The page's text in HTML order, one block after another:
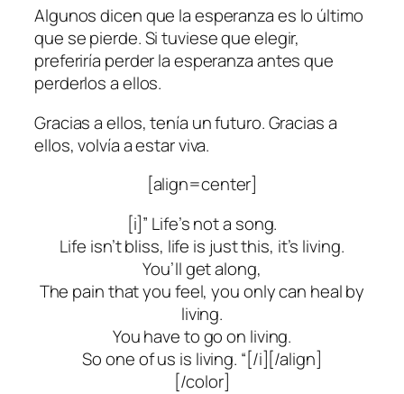
Algunos dicen que la esperanza es lo último
que se pierde. Si tuviese que elegir,
preferiría perder la esperanza antes que
perderlos a ellos.
Gracias a ellos, tenía un futuro. Gracias a
ellos, volvía a estar viva.
[align=center]
[i]” Life’s not a song.
Life isn’t bliss, life is just this, it’s living.
You’ll get along,
The pain that you feel, you only can heal by
living.
You have to go on living.
So one of us is living. “[/i][/align]
[/color]